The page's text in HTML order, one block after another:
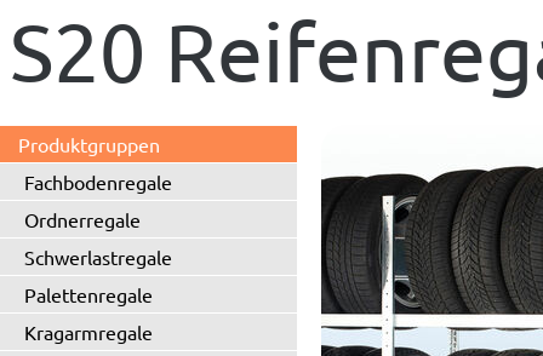
S20
Produktgruppen
Fachbodenregale
Ordnerregale
Schwerlastregale
Palettenregale
Kragarmregale